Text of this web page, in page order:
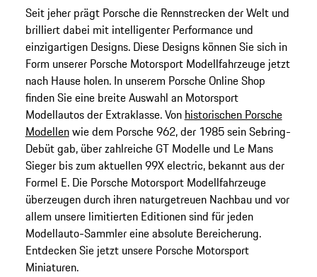
Seit jeher prägt Porsche die Rennstrecken der Welt und
brilliert dabei mit intelligenter Performance und
einzigartigen Designs. Diese Designs können Sie sich in
Form unserer Porsche Motorsport Modellfahrzeuge jetzt
nach Hause holen. In unserem Porsche Online Shop
finden Sie eine breite Auswahl an Motorsport
Modellautos der Extraklasse. Von historischen Porsche
Modellenwie dem Porsche 962, der 1985 sein Sebring-
Debüt gab, über zahlreiche GT Modelle und Le Mans
Sieger bis zum aktuellen 99X electric, bekannt aus der
Formel E. Die Porsche Motorsport Modellfahrzeuge
überzeugen durch ihren naturgetreuen Nachbau und vor
allem unsere limitierten Editionen sind für jeden
Modellauto-Sammler eine absolute Bereicherung.
Entdecken Sie jetzt unsere Porsche Motorsport
Miniaturen.